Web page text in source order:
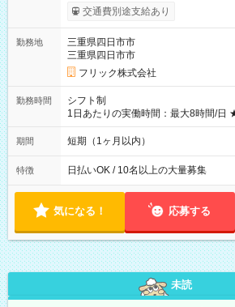
ると 期間中(9/16~10/23) の日給が
り稼げます♪ 【試用期間】試用期間なし
交通費別途支給あり
勤務地
三重県四日市市
三重県四日市市
フリック株式会社
勤務時間
シフト制
1日あたりの実働時間：最大8時間/日
日~2026年10月23日 短期勤務OK! 期
※週3~5日勤務(勤務日数応相談) ※期
り ※夜勤シフトあり
期間 短期（1ヶ月以内）
特徴 日払いOK / 10名以上の大量募集
気になる！ 応募する
未読